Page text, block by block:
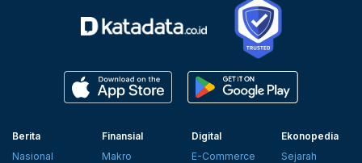
Berita
Nasional
Finansial
Makro
Digital
E-Commerce
Ekonopedia
Sejarah